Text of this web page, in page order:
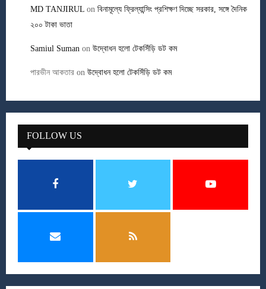
MD TANJIRUL on বিনামূল্যে ফ্রিল্যান্সিং প্রশিক্ষণ দিচ্ছে সরকার, সঙ্গে দৈনিক
২০০ টাকা ভাতা
Samiul Suman on উদ্বোধন হলো টেকসিঁড়ি ডট কম
পারভীন আকতার on উদ্বোধন হলো টেকসিঁড়ি ডট কম
FOLLOW US